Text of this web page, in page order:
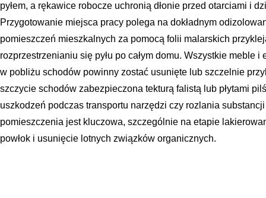
pyłem, a rękawice robocze uchronią dłonie przed otarciami i
Przygotowanie miejsca pracy polega na dokładnym
pomieszczeń mieszkalnych za pomocą folii malarskich
rozprzestrzenianiu się pyłu po całym domu. Wszystkie meble
w pobliżu schodów powinny zostać usunięte lub szczelnie
szczycie schodów zabezpieczona tekturą falistą lub płytami
uszkodzeń podczas transportu narzędzi czy rozlania
pomieszczenia jest kluczowa, szczególnie na etapie
powłok i usunięcie lotnych związków organicznych.